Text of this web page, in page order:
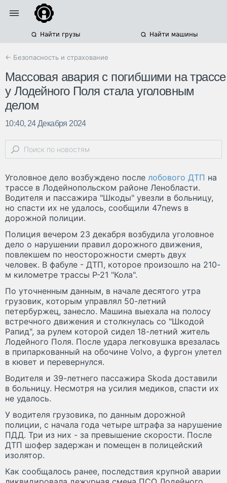
Найти грузы Найти машины
← Безопасность и страхование
Массовая авария с погибшими на трассе
у Лодейного Поля стала уголовным
делом
10:40, 24 Декабря 2024
Уголовное дело возбуждено после лобового ДТП на
трассе в Лодейнопольском районе Ленобласти.
Водителя и пассажира "Шкоды" увезли в больницу,
но спасти их не удалось, сообщили 47news в
дорожной полиции.
Полиция вечером 23 декабря возбудила уголовное
дело о нарушении правил дорожного движения,
повлекшем по неосторожности смерть двух
человек. В фабуле - ДТП, которое произошло на 210-
м километре трассы Р-21 "Кола".
По уточненным данным, в начале десятого утра
грузовик, которым управлял 50-летний
петербуржец, занесло. Машина выехала на полосу
встречного движения и столкнулась со "Шкодой
Рапид", за рулем которой сидел 18-летний житель
Лодейного Поля. После удара легковушка врезалась
в припаркованный на обочине Volvo, а фургон улетел
в кювет и перевернулся.
Водителя и 39-летнего пассажира Skoda доставили
в больницу. Несмотря на усилия медиков, спасти их
не удалось.
У водителя грузовика, по данным дорожной
полиции, с начала года четыре штрафа за нарушение
ПДД. Три из них - за превышение скорости. После
ДТП шофер задержан и помещен в полицейский
изолятор.
Как сообщалось ранее, последствия крупной аварии